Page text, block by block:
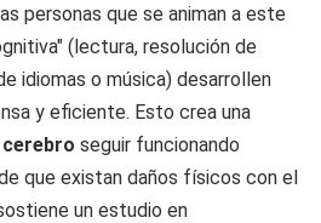
personas que se animan a este
(lectura, resolución de
idiomas o música) desarrollen
y eficiente. Esto crea una
cerebro seguir funcionando
que existan daños físicos con el
un estudio en